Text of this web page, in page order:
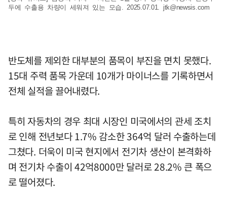
두에 수출용 차량이 세워져 있는 모습. 2025.07.01. jtk@newsis.com
반도체를 제외한 대부분의 품목이 부진을 면치 못했다.
15대 주력 품목 가운데 10개가 마이너스를 기록하면서
전체 실적을 끌어내렸다.
특히 자동차의 경우 최대 시장인 미국에서의 관세 조치
로 인해 전년보다 1.7% 감소한 364억 달러 수출하는데
그쳤다. 더욱이 미국 현지에서 전기차 생산이 본격화하
며 전기차 수출이 42억8000만 달러로 28.2% 큰 폭으
로 떨어졌다.